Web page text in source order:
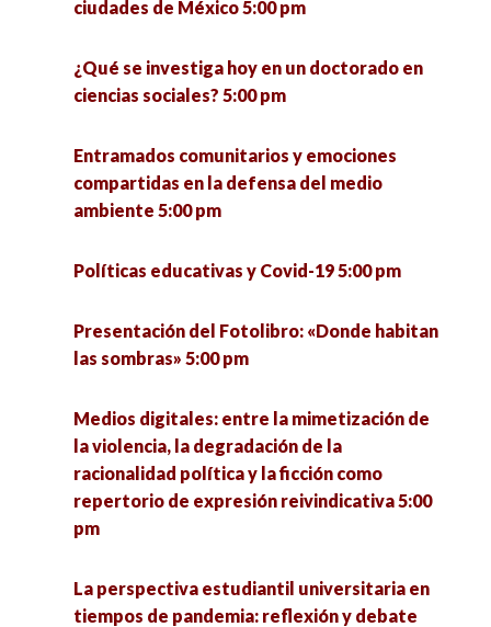
estado de Jalisco y México 7:00 pm
ciudades de México 5:00 pm
¿Qué se investiga hoy en un doctorado en
ciencias sociales? 5:00 pm
Entramados comunitarios y emociones
compartidas en la defensa del medio
ambiente 5:00 pm
Políticas educativas y Covid-19 5:00 pm
Presentación del Fotolibro: «Donde habitan
las sombras» 5:00 pm
Medios digitales: entre la mimetización de
la violencia, la degradación de la
racionalidad política y la ficción como
repertorio de expresión reivindicativa 5:00
pm
La perspectiva estudiantil universitaria en
tiempos de pandemia: reflexión y debate